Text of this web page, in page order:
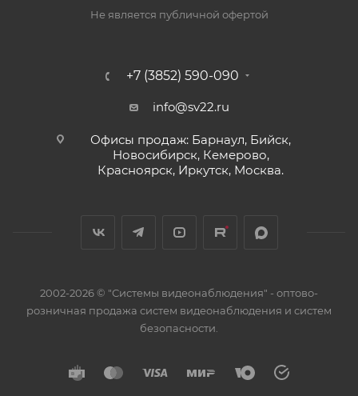
Не является публичной офертой
+7 (3852) 590-090
info@sv22.ru
Офисы продаж: Барнаул, Бийск,
Новосибирск, Кемерово,
Красноярск, Иркутск, Москва.
2002-2026 © "Системы видеонаблюдения" - оптово-
розничная продажа систем видеонаблюдения и систем
безопасности.